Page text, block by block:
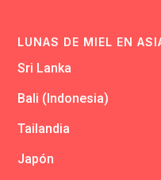
LUNAS DE MIEL EN
Sri Lanka
Bali (Indonesia)
Tailandia
Japón